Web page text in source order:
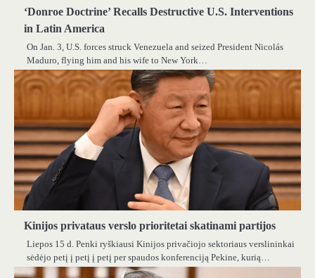
‘Donroe Doctrine’ Recalls Destructive U.S. Interventions
in Latin America
On Jan. 3, U.S. forces struck Venezuela and seized President Nicolás
Maduro, flying him and his wife to New York…
Kinijos privataus verslo prioritetai skatinami partijos
Liepos 15 d. Penki ryškiausi Kinijos privačiojo sektoriaus verslininkai
sėdėjo petį į petį į petį per spaudos konferenciją Pekine, kurią…